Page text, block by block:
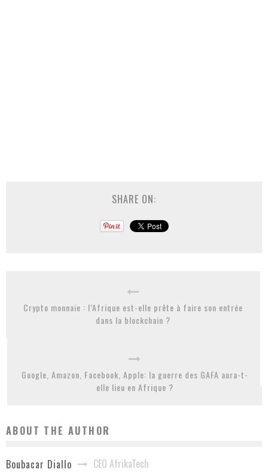
SHARE ON:
Crypto monnaie : l’Afrique est-elle prête à faire son entrée
dans la blockchain ?
Google, Amazon, Facebook, Apple: la guerre des GAFA aura-t-
elle lieu en Afrique ?
ABOUT THE AUTHOR
Boubacar Diallo CEO AfrikaTech